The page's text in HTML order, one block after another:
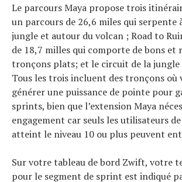
Le parcours Maya propose trois
un parcours de 26,6 miles qui serpente
jungle et autour du volcan ; Road to
de 18,7 milles qui comporte de bons et
tronçons plats; et le circuit de la jungle
Tous les trois incluent des tronçons où
générer une puissance de pointe pour
sprints, bien que l’extension Maya
engagement car seuls les utilisateurs
atteint le niveau 10 ou plus peuvent
Sur votre tableau de bord Zwift, votre
pour le segment de sprint est indiqué